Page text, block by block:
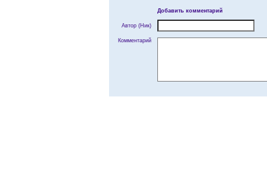
Добавить комментарий
Автор (Ник)
Комментарий